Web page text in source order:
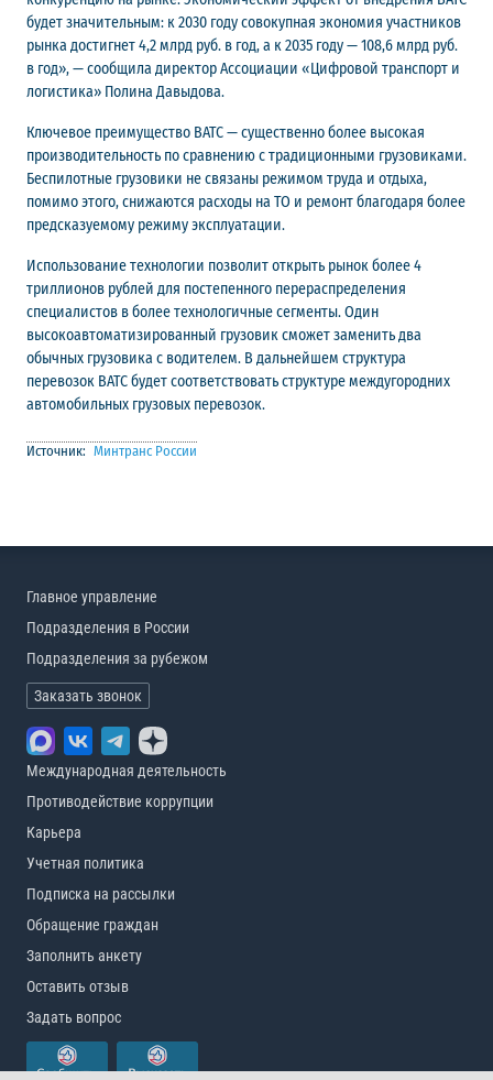
будет значительным: к 2030 году совокупная экономия участников
рынка достигнет 4,2 млрд руб. в год, а к 2035 году — 108,6 млрд руб.
в год», — сообщила директор Ассоциации «Цифровой транспорт и
логистика» Полина Давыдова.
Ключевое преимущество ВАТС — существенно более высокая
производительность по сравнению с традиционными грузовиками.
Беспилотные грузовики не связаны режимом труда и отдыха,
помимо этого, снижаются расходы на ТО и ремонт благодаря более
предсказуемому режиму эксплуатации.
Использование технологии позволит открыть рынок более 4
триллионов рублей для постепенного перераспределения
специалистов в более технологичные сегменты. Один
высокоавтоматизированный грузовик сможет заменить два
обычных грузовика с водителем. В дальнейшем структура
перевозок ВАТС будет соответствовать структуре междугородних
автомобильных грузовых перевозок.
Источник: Минтранс России
Главное управление
Подразделения в России
Подразделения за рубежом
Заказать звонок
Международная деятельность
Противодействие коррупции
Карьера
Учетная политика
Подписка на рассылки
Обращение граждан
Заполнить анкету
Оставить отзыв
Задать вопрос